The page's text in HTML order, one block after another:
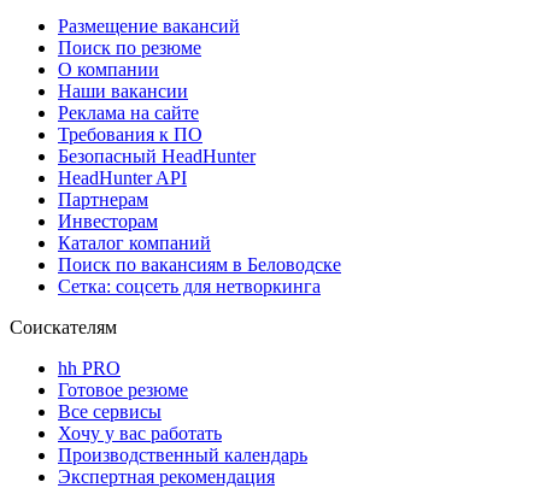
Размещение вакансий
Поиск по резюме
О компании
Наши вакансии
Реклама на сайте
Требования к ПО
Безопасный HeadHunter
HeadHunter API
Партнерам
Инвесторам
Каталог компаний
Поиск по вакансиям в Беловодске
Сетка: соцсеть для нетворкинга
Соискателям
hh PRO
Готовое резюме
Все сервисы
Хочу у вас работать
Производственный календарь
Экспертная рекомендация